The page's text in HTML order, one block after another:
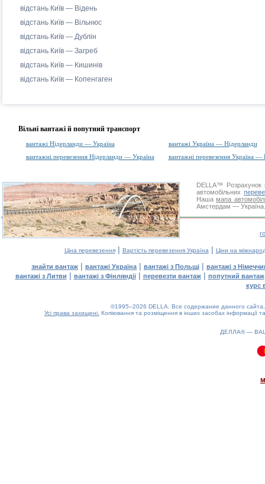
відстань Київ — Відень
відстань Київ — Вільнюс
відстань Київ — Дублін
відстань Київ — Загреб
відстань Київ — Кишинів
відстань Київ — Копенгаген
Вільні вантажі й попутний транспорт
вантажі Нідерланди — Україна
вантажі Україна — Нідерланди
вантажні перевезення Нідерланди — Україна
вантажні перевезення Україна —
DELLA™
Розрахунок
автомобільних
Нашамапа
Амстердам — Україна.
Ціна перевезення| Вартість перевезення Україна | Ціни на
знайти вантаж | вантажі Україна | вантажі з Польщі | вантажі з
вантажі з Литви | вантажі з Фінляндії| перевезти вантаж| попутний вантаж
курс
©1995–2026 DELLA. Все содержание данного
Усі права захищені. Копіювання та розміщення в інших засобах інформації
ДЕЛЛА® —